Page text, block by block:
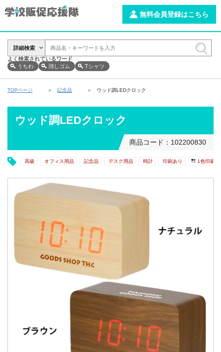
無料会員登録はこちら
詳細検索
よく検索されているワード
うちわ
消しゴム Tシャツ
TOPページ 記念品 ウッド調LEDクロック
ウッド調LEDクロック
商品コード：102200830
高級 オフィス用品 記念品 デスク用品 時計 印刷あり 1色印刷